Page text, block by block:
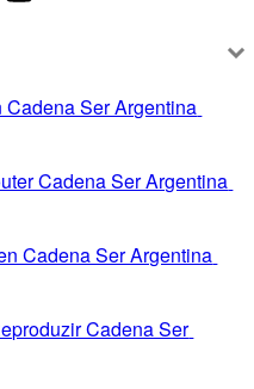
Cadena Ser Argentina
Cadena Ser Argentina
Cadena Ser Argentina
Cadena Ser